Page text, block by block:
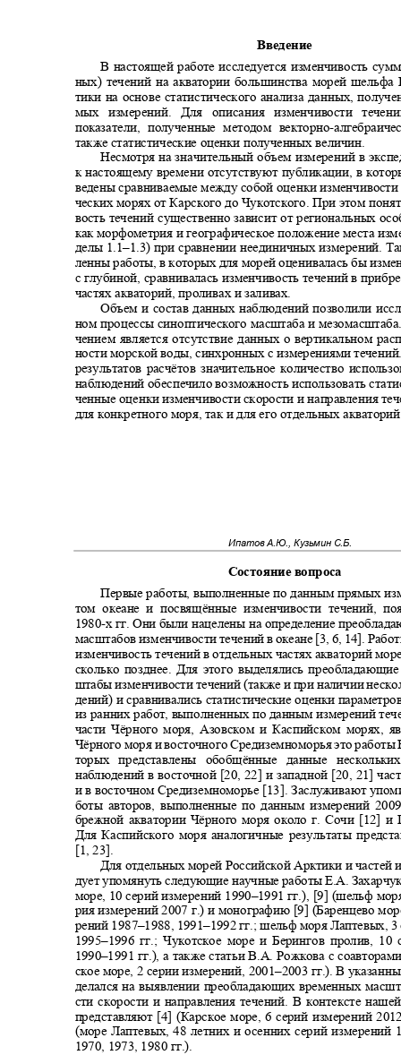
Введение
В настоящей работе исследуется изменчивость
ных) течений на акватории большинства морей
тики на основе статистического анализа данных,
мых измерений. Для описания изменчивости
показатели, полученные методом векторно-
также статистические оценки полученных величин.
Несмотря на значительный объем измерений в
к настоящему времени отсутствуют публикации, в
ведены сравниваемые между собой оценки
ческих морях от Карского до Чукотского. При этом
вость течений существенно зависит от региональных
как морфометрия и географическое положение места
делы 1.1–1.3) при сравнении неединичных измерений.
ленны работы, в которых для морей оценивалась бы
с глубиной, сравнивалась изменчивость течений в
частях акваторий, проливах и заливах.
Объем и состав данных наблюдений позволили
ном процессы синоптического масштаба и
чением является отсутствие данных о вертикальном
ности морской воды, синхронных с измерениями
результатов расчётов значительное количество
наблюдений обеспечило возможность использовать
ченные оценки изменчивости скорости и направления
для конкретного моря, так и для его отдельных
Ипатов А.Ю., Кузьмин С.Б.
Состояние вопроса
Первые работы, выполненные по данным прямых
том океане и посвящённые изменчивости течений,
1980-х гг. Они были нацелены на определение
масштабов изменчивости течений в океане [3, 6, 14].
изменчивость течений в отдельных частях акваторий
сколько позднее. Для этого выделялись
штабы изменчивости течений (также и при наличии
дений) и сравнивались статистические оценки
из ранних работ, выполненных по данным измерений
части Чёрного моря, Азовском и Каспийском морях,
Чёрного моря и восточного Средиземноморья это
торых представлены обобщённые данные
наблюдений в восточной [20, 22] и западной [20, 21]
и в восточном Средиземноморье [13]. Заслуживают
боты авторов, выполненные по данным измерений 2009
брежной акватории Чёрного моря около г. Сочи [12]
Для Каспийского моря аналогичные результаты
[1, 23].
Для отдельных морей Российской Арктики и частей
дует упомянуть следующие научные работы Е.А.
море, 10 серий измерений 1990–1991 гг.), [9] (шельф
рия измерений 2007 г.) и монографию [9] (Баренцево
рений 1987–1988, 1991–1992 гг.; шельф моря Лаптевых,
1995‒1996 гг.; Чукотское море и Берингов пролив,
1990‒1991 гг.), а также статьи В.А. Рожкова с
ское море, 2 серии измерений, 2001–2003 гг.). В
делался на выявлении преобладающих временных
сти скорости и направления течений. В контексте
представляют [4] (Карское море, 6 серий измерений
(море Лаптевых, 48 летних и осенних серий измерений
1970, 1973, 1980 гг.).